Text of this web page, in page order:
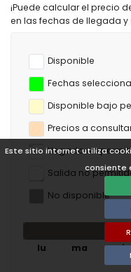
Este sitio internet utiliza
consiente
¡Puede calcular el precio
en las fechas de llegada
Disponible
Fechas
Disponible bajo
Precios a
Llegada no
Salida no
No disponible
lu
ma mi